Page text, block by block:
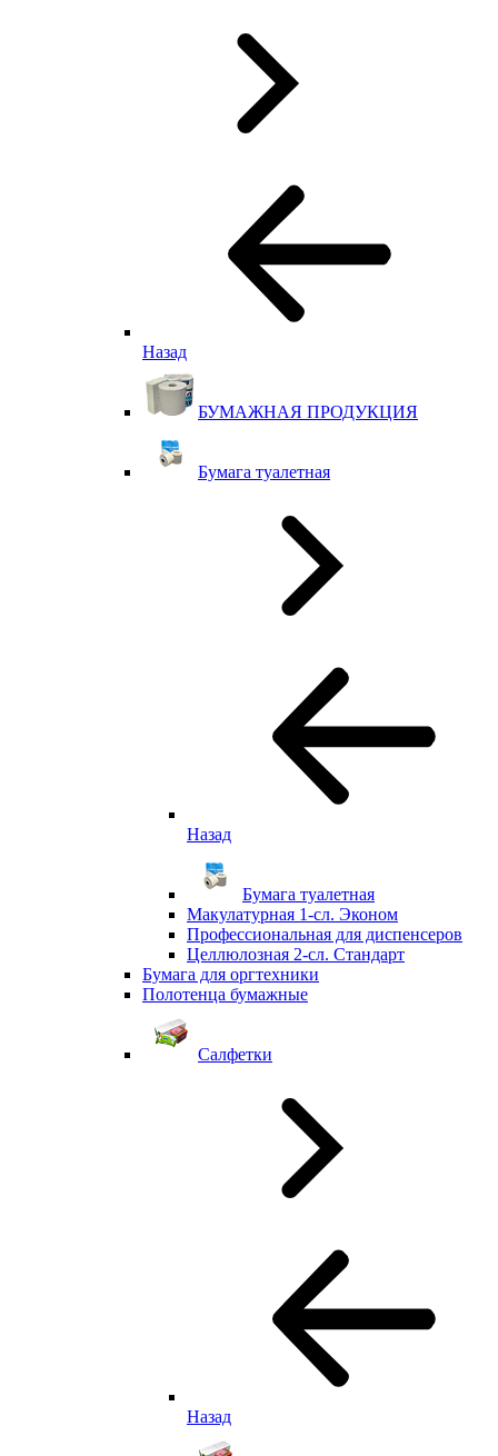
Назад
БУМАЖНАЯ ПРОДУКЦИЯ
Бумага туалетная
Назад
Бумага туалетная
Макулатурная 1-сл. Эконом
Профессиональная для диспенсеров
Целлюлозная 2-сл. Стандарт
Бумага для оргтехники
Полотенца бумажные
Салфетки
Назад